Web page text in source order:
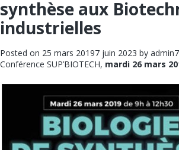
synthèse aux
industrielles
Posted on 25 mars 20197 juin 2023 by
Conférence SUP’BIOTECH, mardi 26 mars